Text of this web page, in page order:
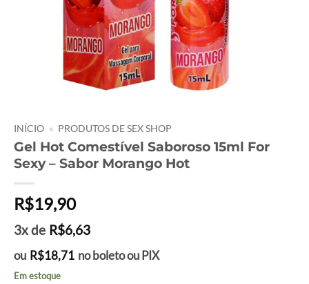
INÍCIO » PRODUTOS DE SEX SHOP
Gel Hot Comestível Saboroso 15ml For
Sexy – Sabor Morango Hot
R$19,90
3x de R$6,63
ou R$18,71 no boleto ou PIX
Em estoque